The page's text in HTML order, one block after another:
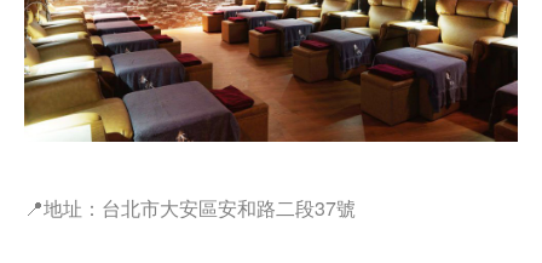
📍地址：台北市大安區安和路二段37號